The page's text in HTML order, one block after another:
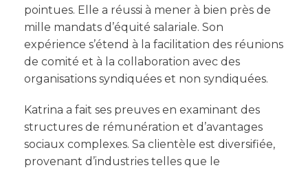
pointues. Elle a réussi à mener à bien près de
mille mandats d’équité salariale. Son
expérience s’étend à la facilitation des réunions
de comité et à la collaboration avec des
organisations syndiquées et non syndiquées.
Katrina a fait ses preuves en examinant des
structures de rémunération et d’avantages
sociaux complexes. Sa clientèle est diversifiée,
provenant d’industries telles que le